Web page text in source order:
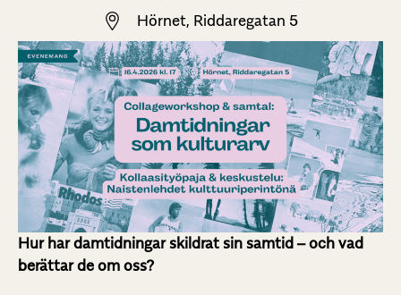
Hörnet, Riddaregatan 5
Hur har damtidningar skildrat sin samtid – och vad
berättar de om oss?